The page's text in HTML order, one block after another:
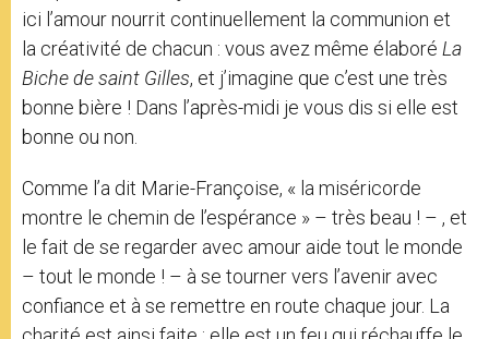
ici l’amour nourrit continuellement la communion et
la créativité de chacun : vous avez même élaboré La
Biche de saint Gilles, et j’imagine que c’est une très
bonne bière ! Dans l’après-midi je vous dis si elle est
bonne ou non.
Comme l’a dit Marie-Françoise, « la miséricorde
montre le chemin de l’espérance » – très beau ! – , et
le fait de se regarder avec amour aide tout le monde
– tout le monde ! – à se tourner vers l’avenir avec
confiance et à se remettre en route chaque jour. La